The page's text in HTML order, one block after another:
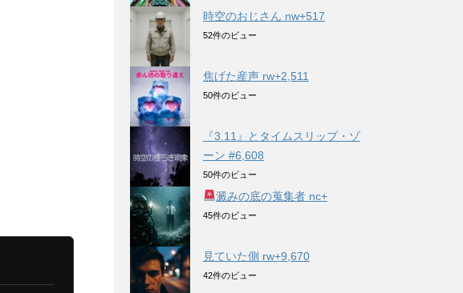
時空のおじさん nw+517
52件のビュー
焦げた産声 rw+2,511
50件のビュー
『3.11』とタイムスリップ・ゾ
ーン #6,608
50件のビュー
澱みの底の蒐集者 nc+
45件のビュー
見ていた側 rw+9,670
42件のビュー